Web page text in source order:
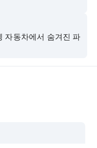
자동차에서 숨겨진 파
와 같은 인적이 드문